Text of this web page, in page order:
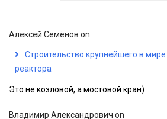
Алексей Семёнов on
Строительство крупнейшего в
реактора
Это не козловой, а мостовой кран)
Владимир Александрович on